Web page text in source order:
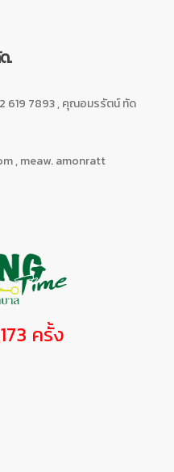
.
7893 , คุณอมรรัตน์ ทัด
, meaw. amonratt
ครั้ง